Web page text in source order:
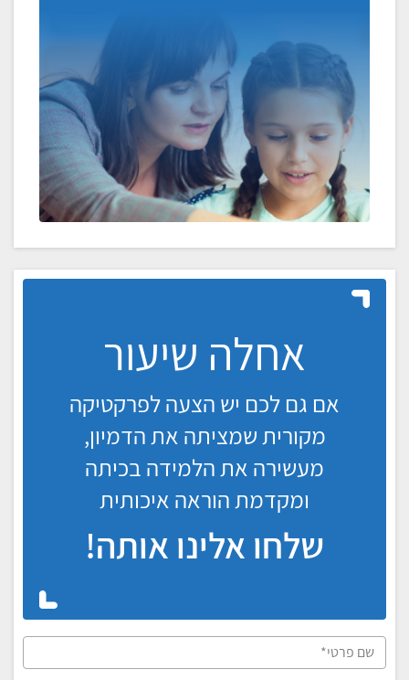
אחלה שיעור
אם גם לכם יש הצעה לפרקטיקה
מקורית שמציתה את הדמיון,
מעשירה את הלמידה בכיתה
ומקדמת הוראה איכותית
שלחו אלינו אותה!